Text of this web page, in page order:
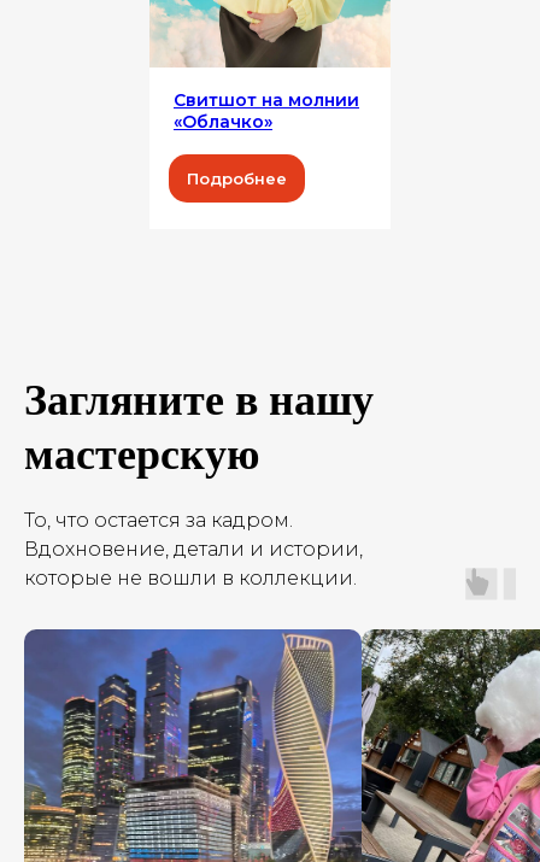
Свитшот на молнии
«‎Облачко»‎
Подробнее
Загляните в нашy
мастерскyю
То, что остается за кадром.
Вдохновение, детали и истории,
которые не вошли в коллекции.